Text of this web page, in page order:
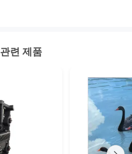
관련 제품